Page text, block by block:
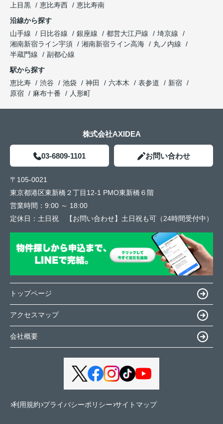
上目黒
恵比寿西
恵比寿南
沿線から探す
山手線
日比谷線 銀座線 都営大江戸線
埼京線
湘南新宿ライン宇須
湘南新宿ライン高海
丸ノ内線
半蔵門線
副都心線
駅から探す
恵比寿
渋谷 池袋 神田 六本木 表参道
新宿
原宿
麻布十番 人形町
株式会社AXIDEA
03-6809-1101 お問い合わせ
〒105-0021
東京都港区東新橋２丁目12-1 PMO東新橋６階
営業時間： 9:00 ～ 18:00
定休日： 土日祝 【お問い合わせ】土日祝も可（24時間受付中）
トップページ
アクセスマップ
会社概要
利用規約 プライバシーポリシー サイトマップ